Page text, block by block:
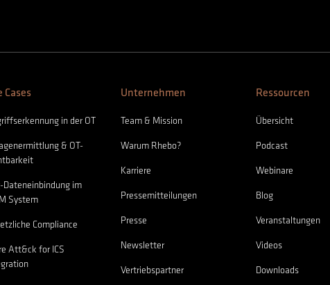
Cases
in der OT
& OT-
Dateneinbindung im
System
Compliance
Att&ck for ICS
Unternehmen
Team & Mission
Warum Rhebo?
Karriere
Pressemitteilungen
Presse
Newsletter
Vertriebspartner
Ressourcen
Übersicht
Podcast
Webinare
Blog
Veranstaltungen
Videos
Downloads